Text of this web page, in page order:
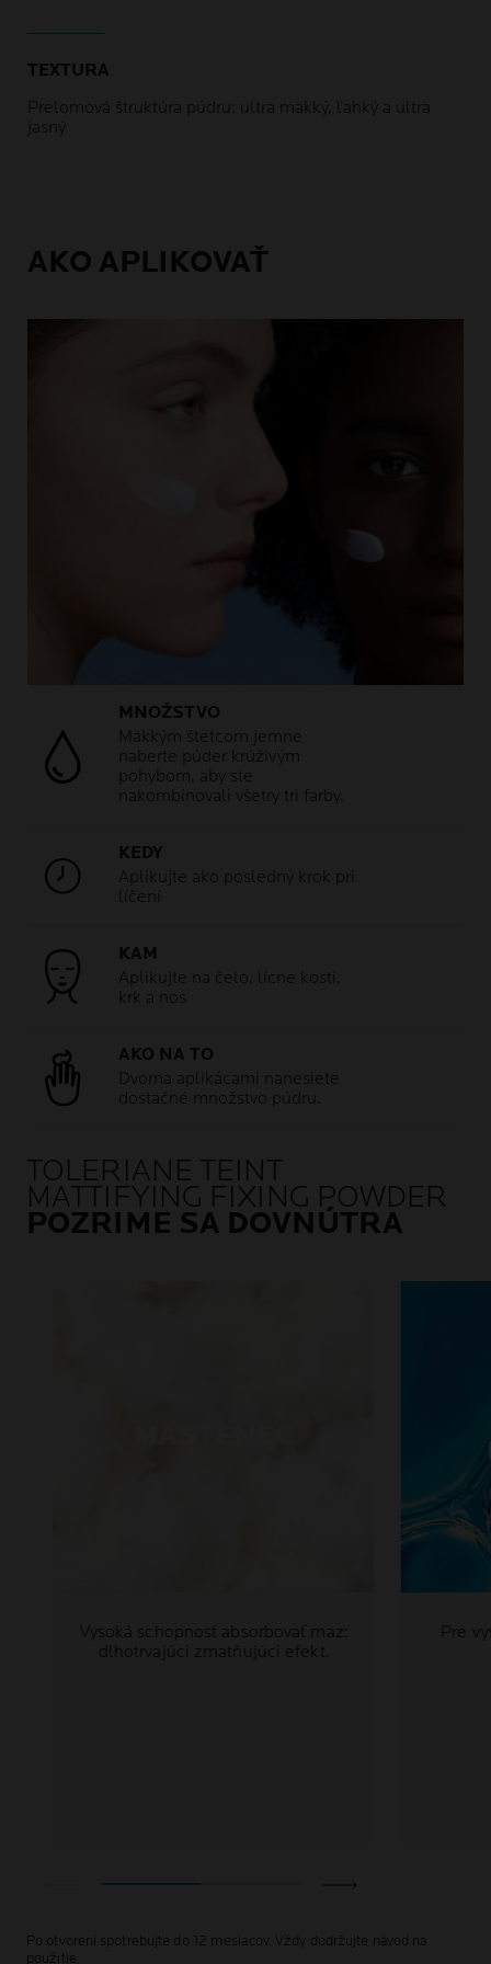
TEXTURA
Prelomová štruktúra púdru: ultra mäkký, ľahký a ultra
jasný
AKO APLIKOVAŤ
MNOŽSTVO
Mäkkým štetcom jemne
naberte púder krúživým
pohybom, aby ste
nakombinovali všetry tri farby.
KEDY
Aplikujte ako posledný krok pri
líčení
KAM
Aplikujte na čelo, lícne kosti,
krk a nos
AKO NA TO
Dvoma aplikácami nanesiete
dostačné množstvo púdru.
TOLERIANE TEINT
MATTIFYING FIXING POWDER
POZRIME SA DOVNÚTRA
Vysoká schopnosť absorbovať maz:
dlhotrvajúci zmatňujúci efekt.
Pre
Po otvorení spotrebujte do 12 mesiacov. Vždy dodržujte návod na
použitie.